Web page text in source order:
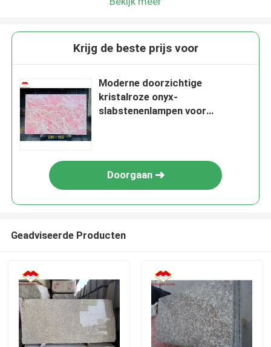
Krijg de beste prijs voor
Moderne doorzichtige
kristalroze onyx-
slabstenenlampen voor
Doorgaan
Geadviseerde Producten